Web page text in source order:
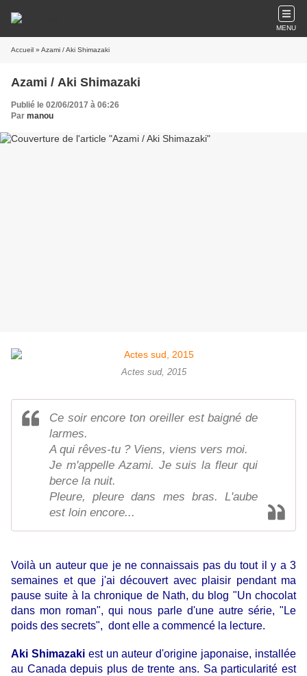
MENU
Accueil » Azami / Aki Shimazaki
Azami / Aki Shimazaki
Publié le 02/06/2017 à 06:26
Par manou
Actes sud, 2015
Ce soir encore ton oreiller est baigné de
larmes.
A qui rêves-tu ? Viens, viens vers moi.
Je m'appelle Azami. Je suis la fleur qui
berce la nuit.
Pleure, pleure dans mes bras. L'aube
est loin encore...
Voilà un auteur que je ne connaissais pas du tout il y a 3
semaines et que j'ai découvert avec plaisir pendant ma
pause suite à la chronique de Nath, du blog "Un chocolat
dans mon roman",qui nous parle d'une autre série,"Le
poids des secrets", dont elle a commencé la lecture.
Aki Shimazakiest un auteur d'origine japonaise, installée
au Canada depuis plus de trente ans. Sa particularité est